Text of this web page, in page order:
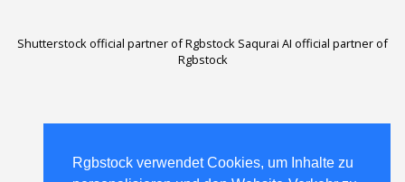
Rgbstock verwendet Cookies, um Inhalte zu
Rgbstock verwendet Cookies, um Inhalte zu
Shutterstock official partner of Rgbstock Saqurai AI official partner of
Rgbstock